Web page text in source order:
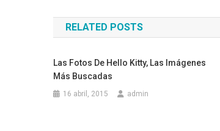
de
entradas
RELATED POSTS
Las Fotos De Hello Kitty, Las Imágenes
Más Buscadas
16 abril, 2015 admin